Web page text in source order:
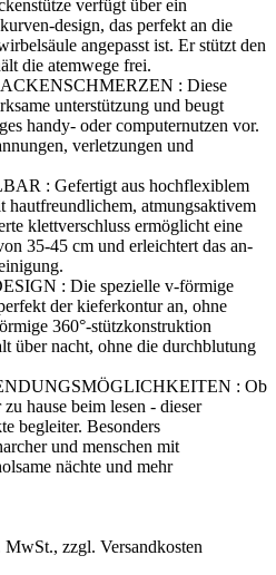
verfügt über ein
design, das perfekt an die
angepasst ist. Er stützt den
die atemwege frei.
: Diese
unterstützung und beugt
handy- oder computernutzen vor.
verletzungen und
: Gefertigt aus hochflexiblem
hautfreundlichem, atmungsaktivem
klettverschluss ermöglicht eine
35-45 cm und erleichtert das an-
: Die spezielle v-förmige
der kieferkontur an, ohne
360°-stützkonstruktion
über nacht, ohne die durchblutung
: Ob
hause beim lesen - dieser
begleiter. Besonders
und menschen mit
nächte und mehr
MwSt., zzgl. Versandkosten